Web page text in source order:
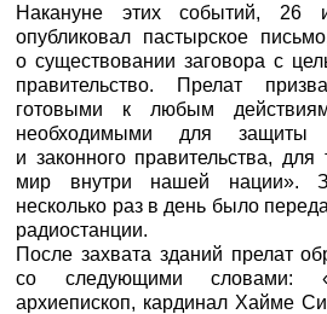
Накануне этих событий, 26
опубликовал пастырское
о существовании заговора с
правительство. Прелат
готовыми к любым
необходимыми для защиты
и законного правительства, для
мир внутри нашей нации».
несколько раз в день было
радиостанции.
После захвата зданий прелат
со следующими словами:
архиепископ, кардинал Хайме